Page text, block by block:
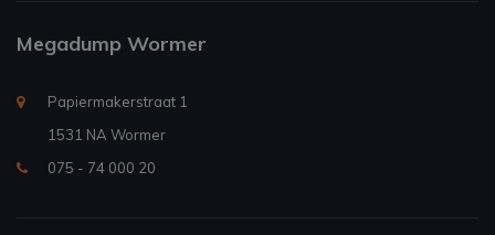
Megadump Wormer
Papiermakerstraat 1
1531 NA Wormer
075 - 74 000 20